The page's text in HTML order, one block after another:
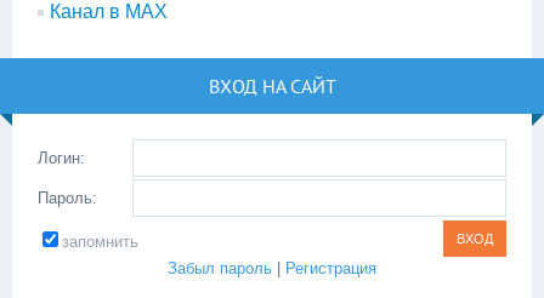
Канал в МАХ
ВХОД НА САЙТ
Логин:
Пароль:
запомнить
Забыл пароль
Регистрация